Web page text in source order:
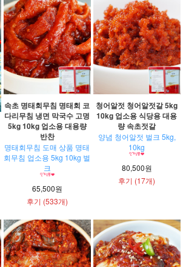
속초 명태회무침 명태회 코
다리무침 냉면 막국수 고명
5kg 10kg 업소용 대용량
반찬
명태회무침 도매 상품 명태
회무침 업소용 5kg 10kg 벌
크
65,500원
후기 (533개)
청어알젓 청어알젓갈 5kg
10kg 업소용 식당용 대용
량 속초젓갈
양념 청어알젓 벌크 5kg,
10kg
80,500원
후기 (17개)